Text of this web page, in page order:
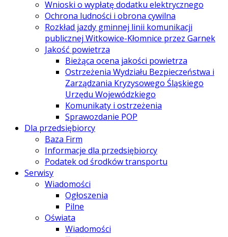
Wnioski o wypłatę dodatku elektrycznego
Ochrona ludności i obrona cywilna
Rozkład jazdy gminnej linii komunikacji
publicznej Witkowice-Kłomnice przez Garnek
Jakość powietrza
Bieżąca ocena jakości powietrza
Ostrzeżenia Wydziału Bezpieczeństwa i
Zarządzania Kryzysowego Śląskiego
Urzędu Wojewódzkiego
Komunikaty i ostrzeżenia
Sprawozdanie POP
Dla przedsiębiorcy
Baza Firm
Informacje dla przedsiębiorcy
Podatek od środków transportu
Serwisy
Wiadomości
Ogłoszenia
Pilne
Oświata
Wiadomości